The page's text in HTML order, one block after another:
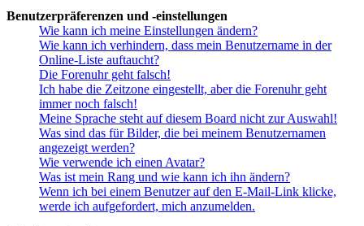
Benutzerpräferenzen und -einstellungen
Wie kann ich meine Einstellungen ändern?
Wie kann ich verhindern, dass mein Benutzername in der
Online-Liste auftaucht?
Die Forenuhr geht falsch!
Ich habe die Zeitzone eingestellt, aber die Forenuhr geht
immer noch falsch!
Meine Sprache steht auf diesem Board nicht zur Auswahl!
Was sind das für Bilder, die bei meinem Benutzernamen
angezeigt werden?
Wie verwende ich einen Avatar?
Was ist mein Rang und wie kann ich ihn ändern?
Wenn ich bei einem Benutzer auf den E-Mail-Link klicke,
werde ich aufgefordert, mich anzumelden.